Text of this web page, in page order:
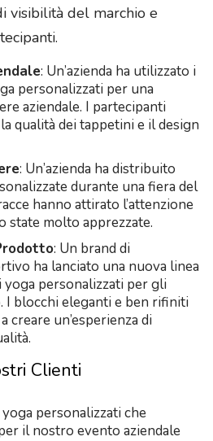
visibilità del marchio e
: Un’azienda ha utilizzato i
personalizzati per una
aziendale. I partecipanti
qualità dei tappetini e il design
: Un’azienda ha distribuito
durante una fiera del
hanno attirato l’attenzione
state molto apprezzate.
: Un brand di
ha lanciato una nuova linea
personalizzati per gli
I blocchi eleganti e ben rifiniti
creare un’esperienza di
Clienti
yoga personalizzati che
il nostro evento aziendale